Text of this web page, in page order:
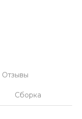
Отзывы
Сборка